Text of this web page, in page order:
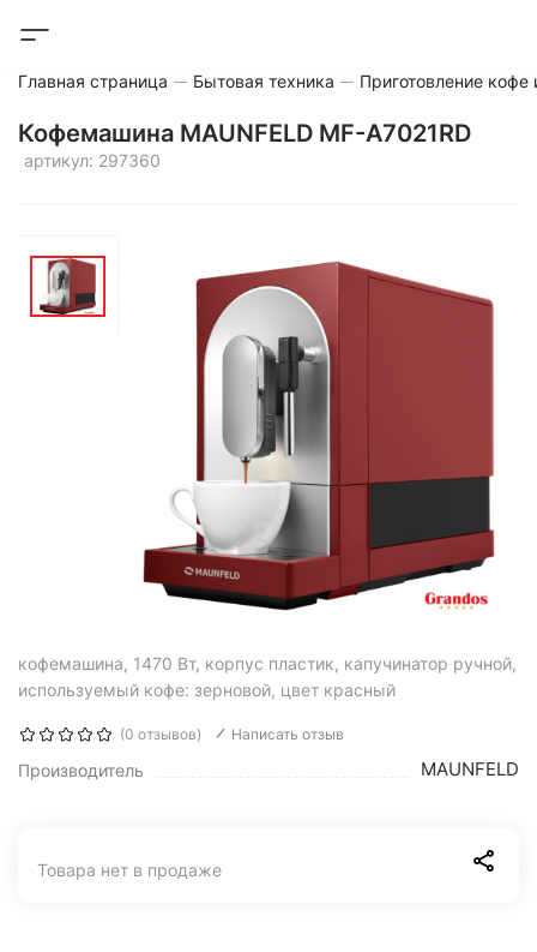
Главная страница Бытовая техника Приготовление кофе
Кофемашина MAUNFELD MF-A7021RD
артикул: 297360
кофемашина, 1470 Вт, корпус пластик, капучинатор ручной,
используемый кофе: зерновой, цвет красный
(0 отзывов) Написать отзыв
Производитель MAUNFELD
Товара нет в продаже